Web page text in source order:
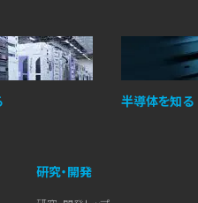
半導体を知る
研究・開発